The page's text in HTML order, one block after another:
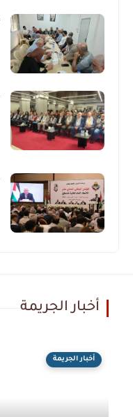
أخبار الجريمة
أخبار الجريمة